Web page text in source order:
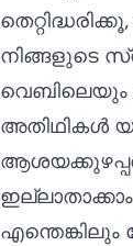
നിങ്ങളുടെ
അതിഥികൾ